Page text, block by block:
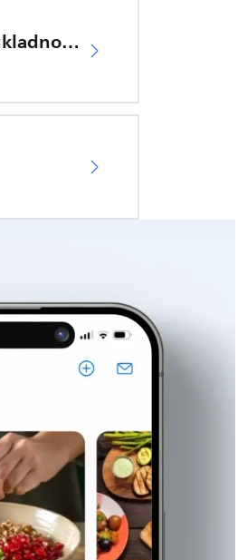
EU Izjava o sukladnosti